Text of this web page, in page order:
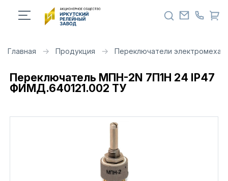
Главная Продукция Переключатели
Переключатель МПН-2N 7П1Н 24 IP47
ФИМД.640121.002 ТУ